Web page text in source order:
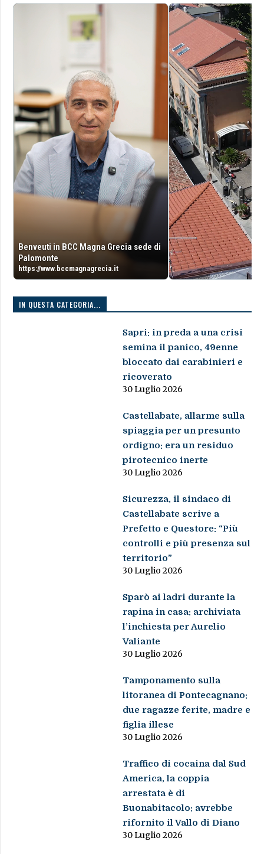
Benveuti in BCC Magna Grecia sede di
Palomonte
https://www.bccmagnagrecia.it
IN QUESTA CATEGORIA...
Sapri: in preda a una crisi
semina il panico, 49enne
bloccato dai carabinieri e
ricoverato
30 Luglio 2026
Castellabate, allarme sulla
spiaggia per un presunto
ordigno: era un residuo
pirotecnico inerte
30 Luglio 2026
Sicurezza, il sindaco di
Castellabate scrive a
Prefetto e Questore: “Più
controlli e più presenza sul
territorio”
30 Luglio 2026
Sparò ai ladri durante la
rapina in casa: archiviata
l’inchiesta per Aurelio
Valiante
30 Luglio 2026
Tamponamento sulla
litoranea di Pontecagnano:
due ragazze ferite, madre e
figlia illese
30 Luglio 2026
Traffico di cocaina dal Sud
America, la coppia
arrestata è di
Buonabitacolo: avrebbe
rifornito il Vallo di Diano
30 Luglio 2026